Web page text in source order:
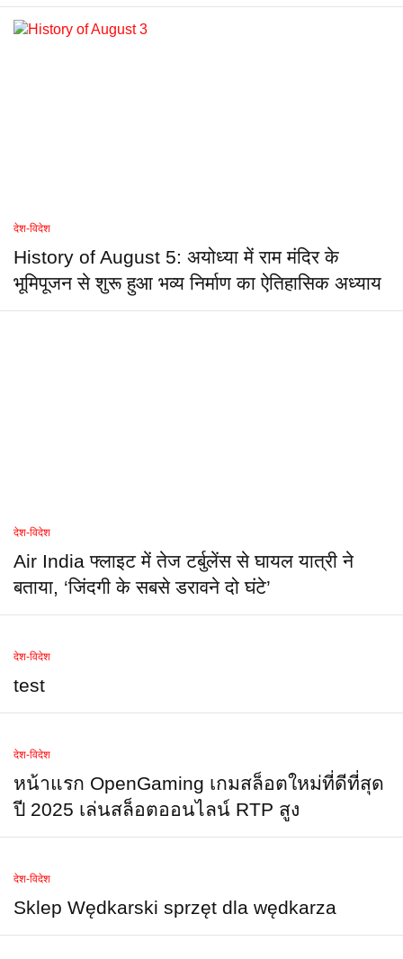
देश-विदेश
History of August 5: अयोध्या में राम मंदिर के
भूमिपूजन से शुरू हुआ भव्य निर्माण का ऐतिहासिक अध्याय
देश-विदेश
Air India फ्लाइट में तेज टर्बुलेंस से घायल यात्री ने
बताया, ‘जिंदगी के सबसे डरावने दो घंटे’
देश-विदेश
test
देश-विदेश
หน้าแรก OpenGaming เกมสล็อตใหม่ที่ดีที่สุด
ปี 2025 เล่นสล็อตออนไลน์ RTP สูง
देश-विदेश
Sklep Wędkarski sprzęt dla wędkarza